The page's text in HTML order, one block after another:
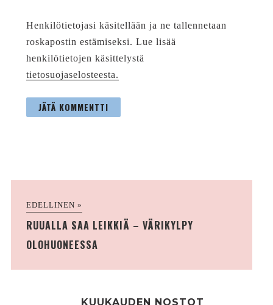
Henkilötietojasi käsitellään ja ne tallennetaan
roskapostin estämiseksi. Lue lisää
henkilötietojen käsittelystä
tietosuojaselosteesta.
EDELLINEN »
RUUALLA SAA LEIKKIÄ – VÄRIKYLPY
OLOHUONEESSA
KUUKAUDEN NOSTOT